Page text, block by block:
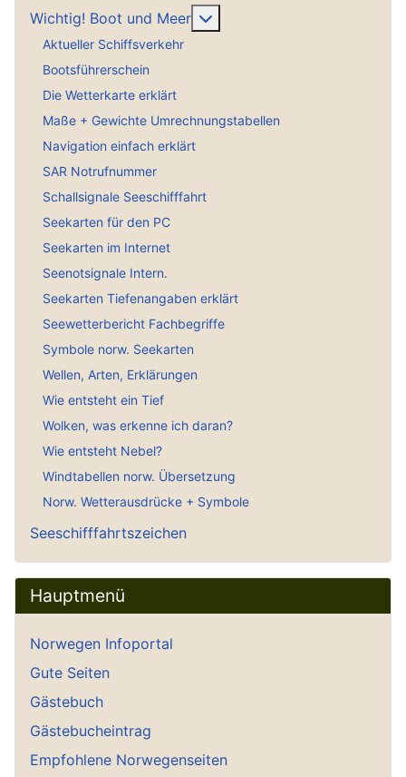
Wichtig! Boot und Meer
Aktueller Schiffsverkehr
Bootsführerschein
Die Wetterkarte erklärt
Maße + Gewichte Umrechnungstabellen
Navigation einfach erklärt
SAR Notrufnummer
Schallsignale Seeschifffahrt
Seekarten für den PC
Seekarten im Internet
Seenotsignale Intern.
Seekarten Tiefenangaben erklärt
Seewetterbericht Fachbegriffe
Symbole norw. Seekarten
Wellen, Arten, Erklärungen
Wie entsteht ein Tief
Wolken, was erkenne ich daran?
Wie entsteht Nebel?
Windtabellen norw. Übersetzung
Norw. Wetterausdrücke + Symbole
Seeschifffahrtszeichen
Hauptmenü
Norwegen Infoportal
Gute Seiten
Gästebuch
Gästebucheintrag
Empfohlene Norwegenseiten